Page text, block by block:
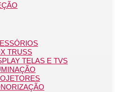
TRUSS
TELAS E TVS